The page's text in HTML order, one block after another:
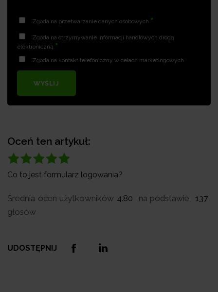
Zgoda na przetwarzanie danych osobowych *
Zgoda na otrzymywanie informacji handlowych drogą
elektroniczną *
Zgoda na kontakt telefoniczny w celach marketingowych
WYŚLIJ
Oceń ten artykuł:
Co to jest formularz logowania?
Średnia ocen użytkowników 4.80 na podstawie
137
głosów
UDOSTĘPNIJ